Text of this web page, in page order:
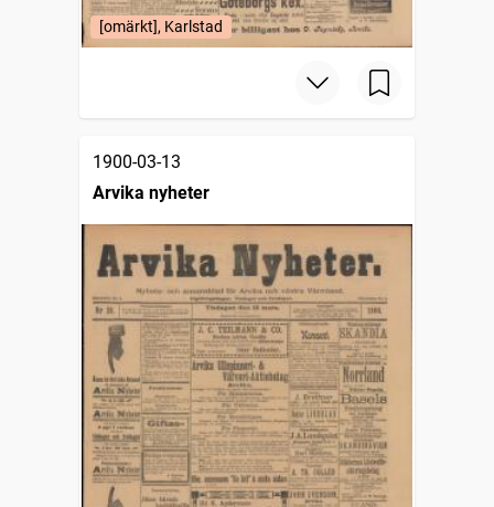
[omärkt], Karlstad
1900-03-13
Arvika nyheter